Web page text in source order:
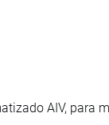
AIV, para